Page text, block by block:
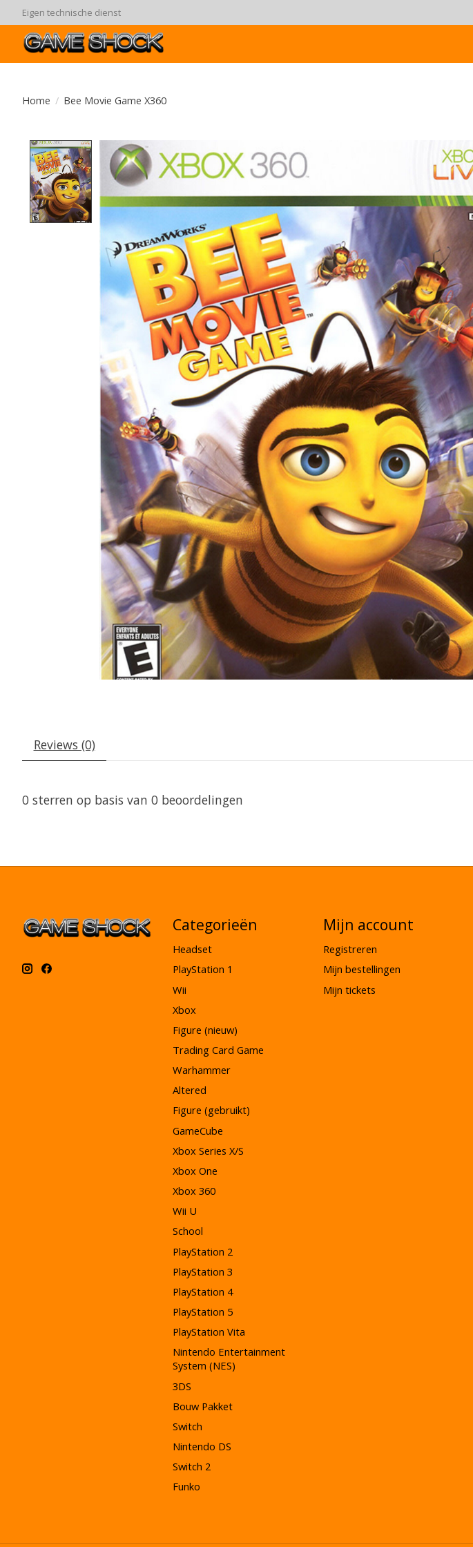
Eigen technische dienst
Home / Bee Movie Game X360
Product image slideshow Items
Reviews (0)
0 sterren op basis van 0 beoordelingen
Categorieën
Headset
PlayStation 1
Wii
Xbox
Figure (nieuw)
Trading Card Game
Warhammer
Altered
Figure (gebruikt)
GameCube
Xbox Series X/S
Xbox One
Xbox 360
Wii U
School
PlayStation 2
PlayStation 3
PlayStation 4
PlayStation 5
PlayStation Vita
Nintendo Entertainment
System (NES)
3DS
Bouw Pakket
Switch
Nintendo DS
Switch 2
Funko
Mijn account
Registreren
Mijn bestellingen
Mijn tickets